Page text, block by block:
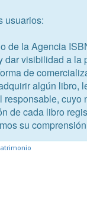
usuarios:
de la Agencia
dar visibilidad a la
de
algún libro,
responsable, cuyo
de cada libro
su